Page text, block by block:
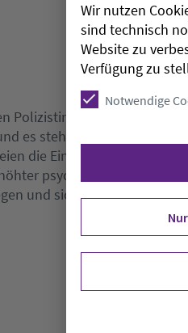
Polizistinnen und Polizisten
es stehe zu befürchten,
die Einsatzkräfte
psychischer Belastung
und sich ein dickes Fell
Wir nutzen
sind technisch
Website zu
Verfügung zu
Notwendige